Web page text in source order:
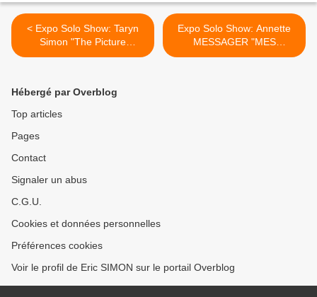
< Expo Solo Show: Taryn
Simon "The Picture
Collection"
Expo Solo Show: Annette
MESSAGER "MES
TRANSPORTS" >
Hébergé par Overblog
Top articles
Pages
Contact
Signaler un abus
C.G.U.
Cookies et données personnelles
Préférences cookies
Voir le profil de Eric SIMON sur le portail Overblog